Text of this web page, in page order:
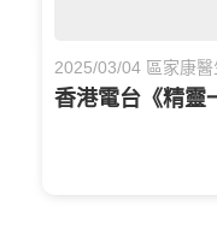
2025/03/04 區家康醫
香港電台《精靈